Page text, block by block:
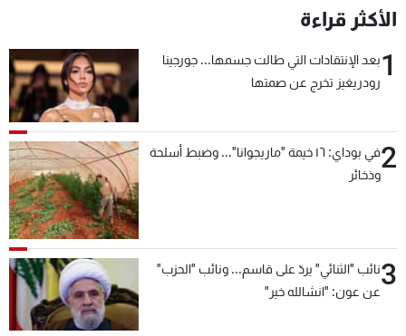
الأكثر قراءة
1بعد الإنتقادات التي طالت جسمها... جورجينا
رودريغيز تخرج عن صمتها
2
في بوداي: ١٦ خيمة "ماريجوانا"... وضبط أسلحة
وذخائر
3نائب "الثنائي" يردّ على قاسم... ونائب "الحزب"
عن عون: "انشالله خير"
لاعلاناتكم